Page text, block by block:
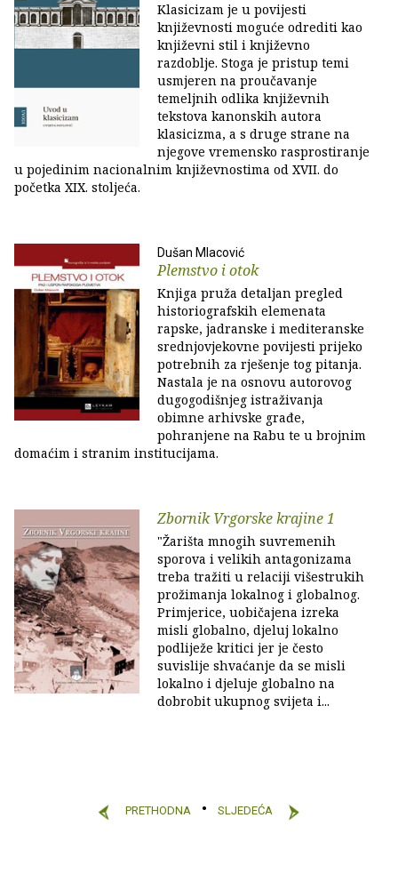
Klasicizam je u povijesti
književnosti moguće odrediti kao
književni stil i književno
razdoblje. Stoga je pristup temi
usmjeren na proučavanje
temeljnih odlika književnih
tekstova kanonskih autora
klasicizma, a s druge strane na
njegove vremensko rasprostiranje
u pojedinim nacionalnim književnostima od XVII. do
početka XIX. stoljeća.
Dušan Mlacović
Plemstvo i otok
Knjiga pruža detaljan pregled
historiografskih elemenata
rapske, jadranske i mediteranske
srednjovjekovne povijesti prijeko
potrebnih za rješenje tog pitanja.
Nastala je na osnovu autorovog
dugogodišnjeg istraživanja
obimne arhivske građe,
pohranjene na Rabu te u brojnim
domaćim i stranim institucijama.
Zbornik Vrgorske krajine 1
"Žarišta mnogih suvremenih
sporova i velikih antagonizama
treba tražiti u relaciji višestrukih
prožimanja lokalnog i globalnog.
Primjerice, uobičajena izreka
misli globalno, djeluj lokalno
podliježe kritici jer je često
suvislije shvaćanje da se misli
lokalno i djeluje globalno na
dobrobit ukupnog svijeta i...
PRETHODNA SLJEDEĆA